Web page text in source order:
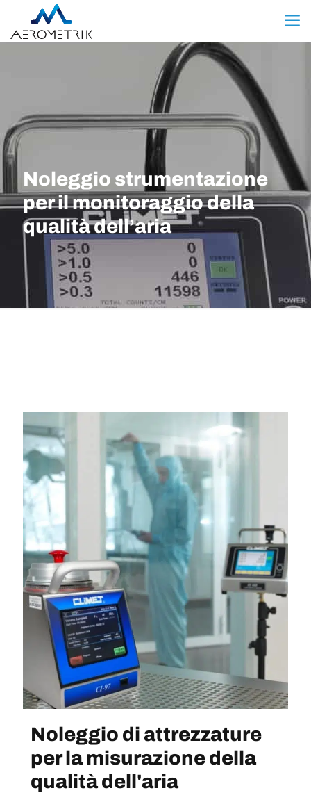
Noleggio strumentazione
per il monitoraggio della
qualità dell’aria
Noleggio di attrezzature
per la misurazione della
qualità dell'aria